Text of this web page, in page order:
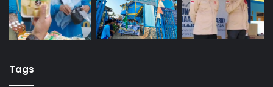
Tags